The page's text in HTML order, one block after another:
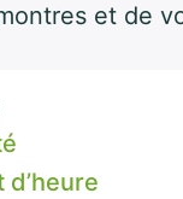
et de